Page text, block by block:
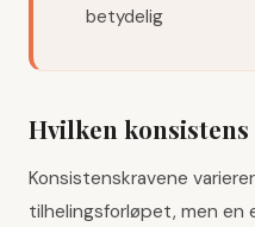
betydelig
Hvilken konsistens
Konsistenskravene
tilhelingsforløpet, men en